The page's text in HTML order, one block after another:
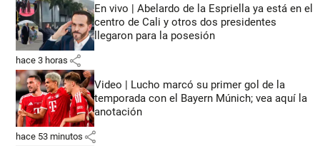
En vivo | Abelardo de la Espriella ya está en el
centro de Cali y otros dos presidentes
llegaron para la posesión
hace 3 horas share
Video | Lucho marcó su primer gol de la
temporada con el Bayern Múnich; vea aquí la
anotación
hace 53 minutos share